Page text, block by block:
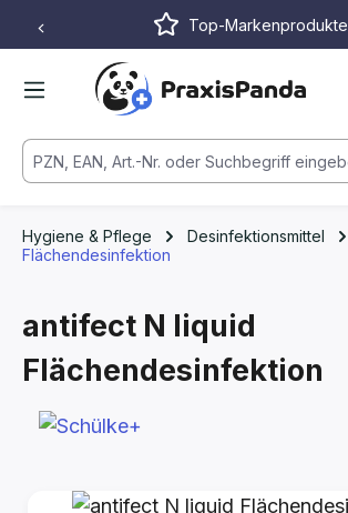
Zum Hauptinhalt springenTop-Markenprodukte
Hygiene & Pflege
Desinfektionsmittel
Flächendesinfektion
antifect N liquid
Flächendesinfektion
Bildergalerie überspringen